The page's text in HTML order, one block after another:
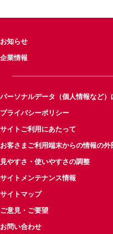
お知らせ
企業情報
パーソナルデータ（個人情報など）
プライバシーポリシー
サイトご利用にあたって
お客さまご利用端末からの情報の外
見やすさ・使いやすさの調整
サイトメンテナンス情報
サイトマップ
ご意見・ご要望
お問い合わせ